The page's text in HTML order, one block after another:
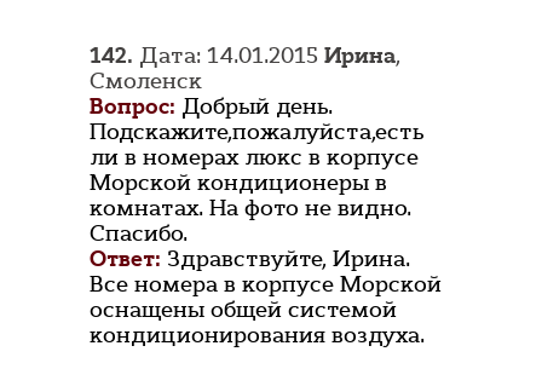
142. Дата: 14.01.2015 Ирина,
Смоленск
Вопрос: Добрый день.
Подскажите,пожалуйста,есть
ли в номерах люкс в корпусе
Морской кондиционеры в
комнатах. На фото не видно.
Спасибо.
Ответ: Здравствуйте, Ирина.
Все номера в корпусе Морской
оснащены общей системой
кондиционирования воздуха.